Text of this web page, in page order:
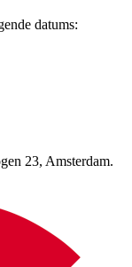
datums:
23, Amsterdam.